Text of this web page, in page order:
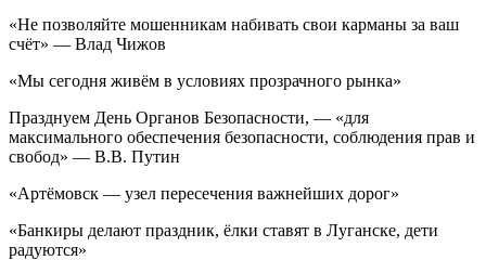
«Не позволяйте мошенникам набивать свои карманы за ваш
счёт» — Влад Чижов
«Мы сегодня живём в условиях прозрачного рынка»
Празднуем День Органов Безопасности, — «для
максимального обеспечения безопасности, соблюдения прав и
свобод» — В.В. Путин
«Артёмовск — узел пересечения важнейших дорог»
«Банкиры делают праздник, ёлки ставят в Луганске, дети
радуются»